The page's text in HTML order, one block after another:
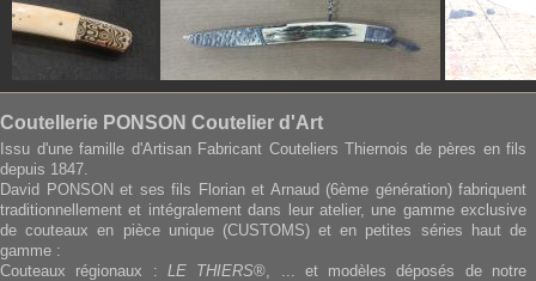
Coutellerie PONSON Coutelier d'Art
Issu d'une famille d'Artisan Fabricant Couteliers Thiernois de pères en fils
depuis 1847.
David PONSON et ses fils Florian et Arnaud (6ème génération) fabriquent
traditionnellement et intégralement dans leur atelier, une gamme exclusive
de couteaux en pièce unique (CUSTOMS) et en petites séries haut de
gamme :
Couteaux régionaux : LE THIERS®, ... et modèles déposés de notre